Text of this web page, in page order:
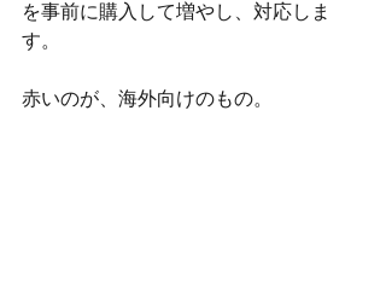
を事前に購入して増やし、対応しま
す。
赤いのが、海外向けのもの。